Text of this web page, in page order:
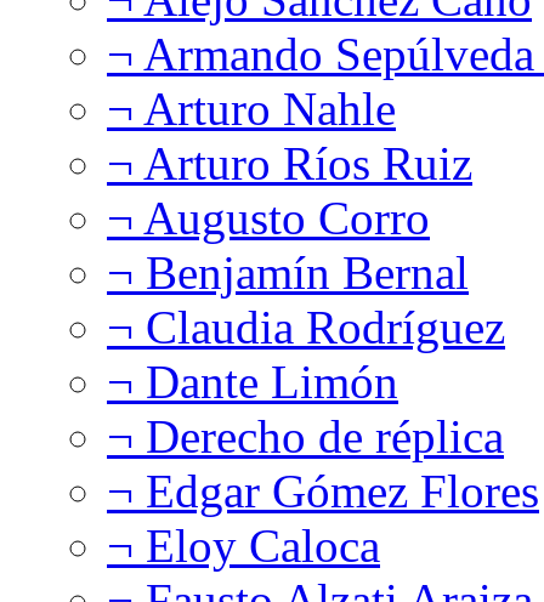
¬ Armando
¬ Arturo Nahle
¬ Arturo Ríos Ruiz
¬ Augusto Corro
¬ Benjamín Bernal
¬ Claudia Rodríguez
¬ Dante Limón
¬ Derecho de réplica
¬ Edgar Gómez Flores
¬ Eloy Caloca